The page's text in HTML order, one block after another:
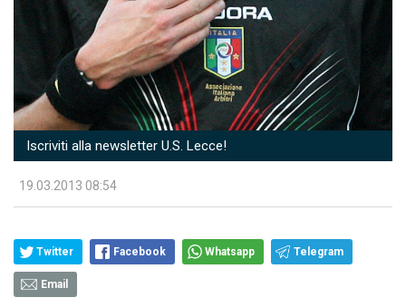
Iscriviti alla newsletter U.S. Lecce!
19.03.2013 08:54
Twitter Facebook Whatsapp Telegram
Email